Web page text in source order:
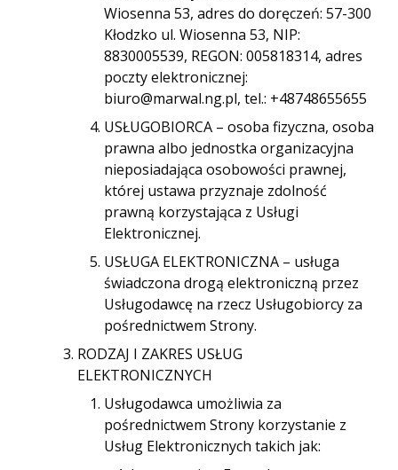
Wiosenna 53, adres do doręczeń: 57-300
Kłodzko ul. Wiosenna 53, NIP:
8830005539, REGON: 005818314, adres
poczty elektronicznej:
biuro@marwal.ng.pl, tel.: +48748655655
USŁUGOBIORCA – osoba fizyczna, osoba
prawna albo jednostka organizacyjna
nieposiadająca osobowości prawnej,
której ustawa przyznaje zdolność
prawną korzystająca z Usługi
Elektronicznej.
USŁUGA ELEKTRONICZNA – usługa
świadczona drogą elektroniczną przez
Usługodawcę na rzecz Usługobiorcy za
pośrednictwem Strony.
RODZAJ I ZAKRES USŁUG
ELEKTRONICZNYCH
Usługodawca umożliwia za
pośrednictwem Strony korzystanie z
Usług Elektronicznych takich jak: